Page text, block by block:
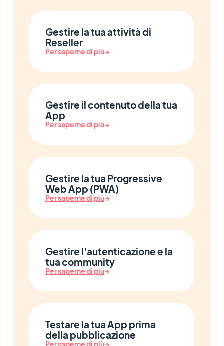
Gestire la tua attività di
Reseller
Per saperne di più→
Gestire il contenuto della tua
App
Per saperne di più→
Gestire la tua Progressive
Web App (PWA)
Per saperne di più→
Gestire l'autenticazione e la
tua community
Per saperne di più→
Testare la tua App prima
della pubblicazione
Per saperne di più→